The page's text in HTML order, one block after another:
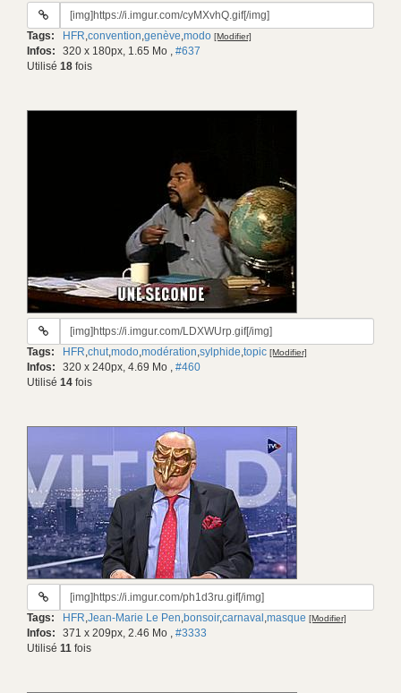
URL
gif:
Tags: HFR,convention,genève,modo [Modifier]
Infos: 320 x 180px, 1.65 Mo , #637
Utilisé 18 fois
URL
gif:
Tags: HFR,chut,modo,modération,sylphide,topic [Modifier]
Infos: 320 x 240px, 4.69 Mo , #460
Utilisé 14 fois
URL
gif:
Tags: HFR,Jean-Marie Le Pen,bonsoir,carnaval ,masque [Modifier]
Infos: 371 x 209px, 2.46 Mo , #3333
Utilisé 11 fois